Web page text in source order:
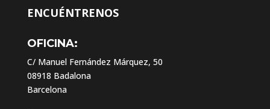
ENCUÉNTRENOS
OFICINA:
C/ Manuel Fernández Márquez, 50
08918 Badalona
Barcelona